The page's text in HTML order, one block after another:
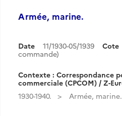
Armée, marine.
Date 11/1930-05/1939 Cote
commande)
Contexte : Correspondance
commerciale (CPCOM) / Z-
1930-1940.
Armée, marine.